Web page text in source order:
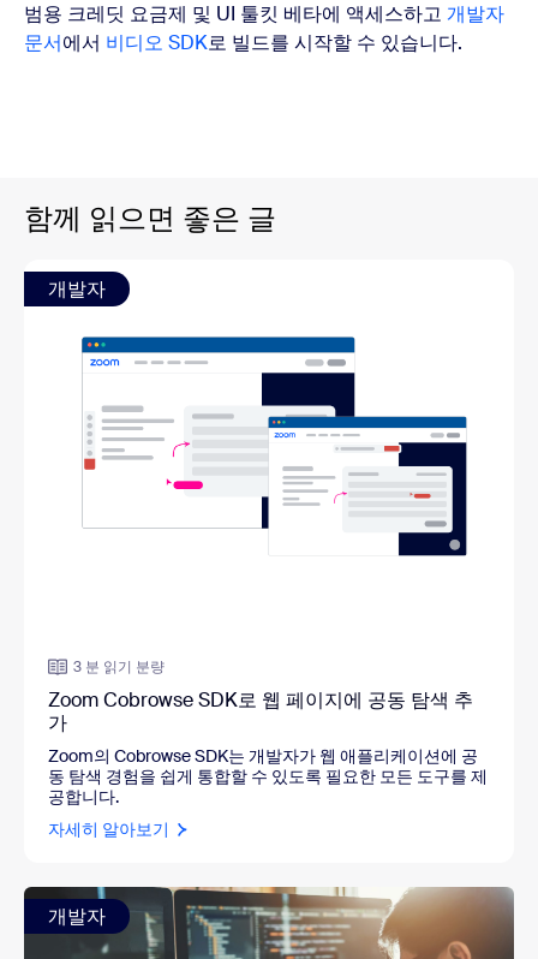
범용 크레딧 요금제 및 UI 툴킷 베타에 액세스하고 개발자
문서에서 비디오 SDK로 빌드를 시작할 수 있습니다.
함께 읽으면 좋은 글
개발자
3 분 읽기 분량
Zoom Cobrowse SDK로 웹 페이지에 공동 탐색 추
가
Zoom의 Cobrowse SDK는 개발자가 웹 애플리케이션에 공
동 탐색 경험을 쉽게 통합할 수 있도록 필요한 모든 도구를 제
공합니다.
자세히 알아보기
개발자